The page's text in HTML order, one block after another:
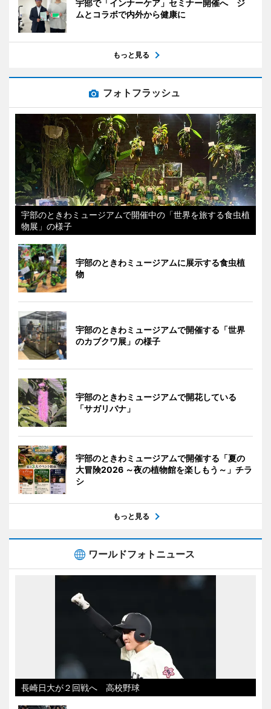
宇部で「インナーケア」セミナー開催へ ジ
ムとコラボで内外から健康に
もっと見る
フォトフラッシュ
宇部のときわミュージアムで開催中の「世界を旅する食虫植
物展」の様子
宇部のときわミュージアムに展示する食虫植
物
宇部のときわミュージアムで開催する「世界
のカブクワ展」の様子
宇部のときわミュージアムで開花している
「サガリバナ」
宇部のときわミュージアムで開催する「夏の
大冒険2026 ～夜の植物館を楽しもう～」チラ
シ
もっと見る
ワールドフォトニュース
長崎日大が２回戦へ 高校野球